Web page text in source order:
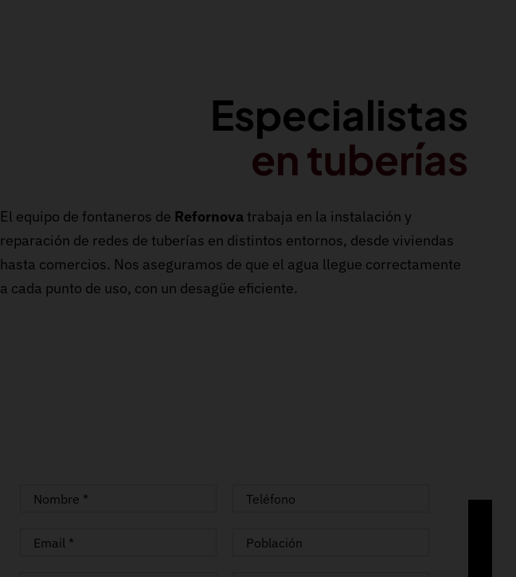
Especialistas
en tuberías
El equipo de fontaneros de Refornova trabaja en la instalación y
reparación de redes de tuberías en distintos entornos, desde viviendas
hasta comercios. Nos aseguramos de que el agua llegue correctamente
a cada punto de uso, con un desagüe eficiente.